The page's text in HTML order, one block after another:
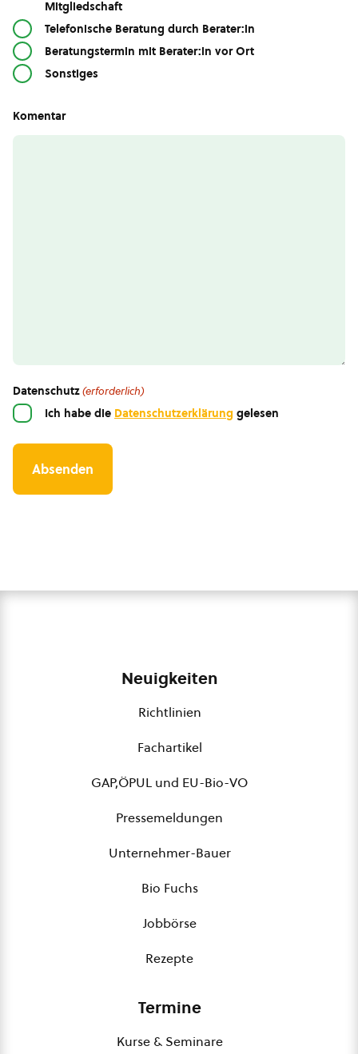
Mitgliedschaft
Telefonische Beratung durch Berater:in
Beratungstermin mit Berater:in vor Ort
Sonstiges
Komentar
Datenschutz(erforderlich)
Ich habe die Datenschutzerklärung gelesen
Neuigkeiten
Richtlinien
Fachartikel
GAP,ÖPUL und EU-Bio-VO
Pressemeldungen
Unternehmer-Bauer
Bio Fuchs
Jobbörse
Rezepte
Termine
Kurse & Seminare